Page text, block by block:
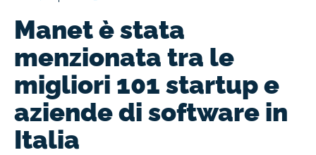
Manet è stata
menzionata tra le
migliori 101 startup e
aziende di software in
Italia